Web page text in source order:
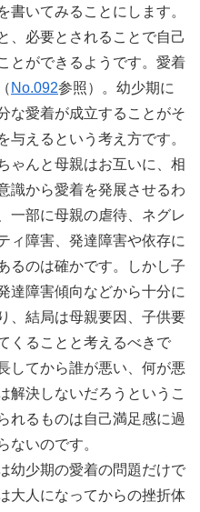
書いてみることにします。
、必要とされることで自己
とができるようです。愛着
No.092参照）。幼少期に
な愛着が成立することがそ
与えるという考え方です。
ゃんと母親はお互いに、相
識から愛着を発展させるわ
一部に母親の虐待、ネグレ
ィ障害、発達障害や依存に
るのは確かです。しかし子
達障害傾向などから十分に
、結局は母親要因、子供要
くることと考えるべきで
してから誰が悪い、何が悪
解決しないだろうというこ
れるものは自己満足感に過
ないのです。
幼少期の愛着の問題だけで
大人になってからの挫折体